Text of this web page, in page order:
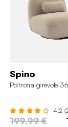
Spino
Poltrona girevole
4.2
199,99 €